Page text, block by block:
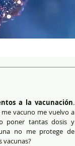
a la vacunación.
vacuno me vuelvo a
poner tantas dosis y
no me protege de
vacunas?